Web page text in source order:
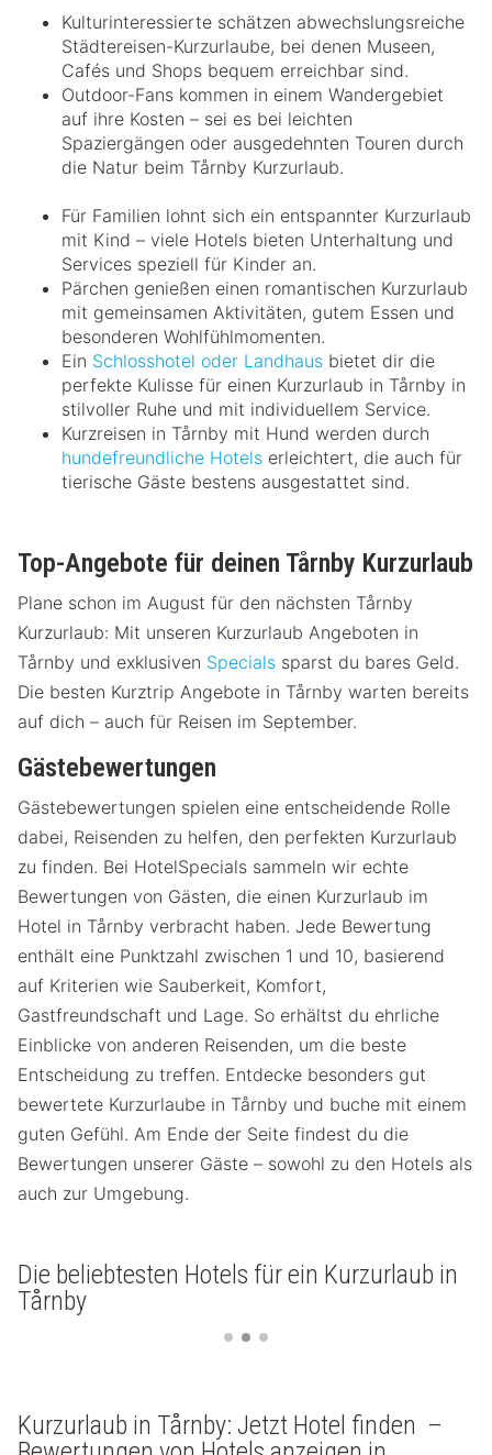
Kulturinteressierte schätzen abwechslungsreiche
Städtereisen-Kurzurlaube, bei denen Museen,
Cafés und Shops bequem erreichbar sind.
Outdoor-Fans kommen in einem Wandergebiet
auf ihre Kosten – sei es bei leichten
Spaziergängen oder ausgedehnten Touren durch
die Natur beim Tårnby Kurzurlaub.
Für Familien lohnt sich ein entspannter Kurzurlaub
mit Kind – viele Hotels bieten Unterhaltung und
Services speziell für Kinder an.
Pärchen genießen einen romantischen Kurzurlaub
mit gemeinsamen Aktivitäten, gutem Essen und
besonderen Wohlfühlmomenten.
Ein Schlosshotel oder Landhaus bietet dir die
perfekte Kulisse für einen Kurzurlaub in Tårnby in
stilvoller Ruhe und mit individuellem Service.
Kurzreisen in Tårnby mit Hund werden durch
hundefreundliche Hotels erleichtert, die auch für
tierische Gäste bestens ausgestattet sind.
Top-Angebote für deinen Tårnby Kurzurlaub
Plane schon im August für den nächsten Tårnby
Kurzurlaub: Mit unseren Kurzurlaub Angeboten in
Tårnby und exklusiven Specials sparst du bares Geld.
Die besten Kurztrip Angebote in Tårnby warten bereits
auf dich – auch für Reisen im September.
Gästebewertungen
Gästebewertungen spielen eine entscheidende Rolle
dabei, Reisenden zu helfen, den perfekten Kurzurlaub
zu finden. Bei HotelSpecials sammeln wir echte
Bewertungen von Gästen, die einen Kurzurlaub im
Hotel in Tårnby verbracht haben. Jede Bewertung
enthält eine Punktzahl zwischen 1 und 10, basierend
auf Kriterien wie Sauberkeit, Komfort,
Gastfreundschaft und Lage. So erhältst du ehrliche
Einblicke von anderen Reisenden, um die beste
Entscheidung zu treffen. Entdecke besonders gut
bewertete Kurzurlaube in Tårnby und buche mit einem
guten Gefühl. Am Ende der Seite findest du die
Bewertungen unserer Gäste – sowohl zu den Hotels als
auch zur Umgebung.
Die beliebtesten Hotels für ein Kurzurlaub in
Tårnby
Kurzurlaub in Tårnby: Jetzt Hotel finden –